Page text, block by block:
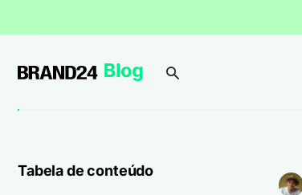
Tabela de conteúdo